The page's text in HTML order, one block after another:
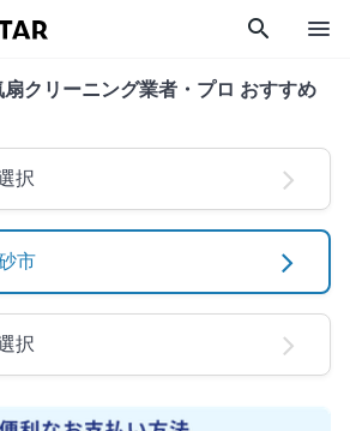
search menu
クリーニング業者・プロ おすすめ
択
市
択